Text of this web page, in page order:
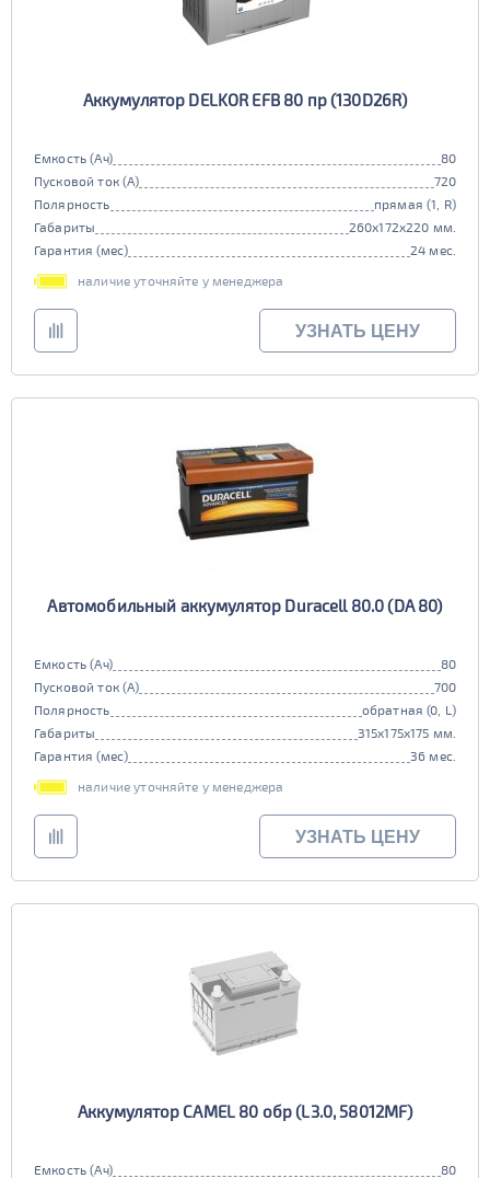
Аккумулятор DELKOR EFB 80 пр (130D26R)
Емкость (Ач)
80
Пусковой ток (А)
720
Полярность
прямая (1, R)
Габариты
260x172x220 мм.
Гарантия (мес)
24 мес.
наличие уточняйте у менеджера
УЗНАТЬ ЦЕНУ
Автомобильный аккумулятор Duracell 80.0 (DA 80)
Емкость (Ач)
80
Пусковой ток (А)
700
Полярность
обратная (0, L)
Габариты
315x175x175 мм.
Гарантия (мес)
36 мес.
наличие уточняйте у менеджера
УЗНАТЬ ЦЕНУ
Аккумулятор CAMEL 80 обр (L3.0, 58012MF)
Емкость (Ач)
80